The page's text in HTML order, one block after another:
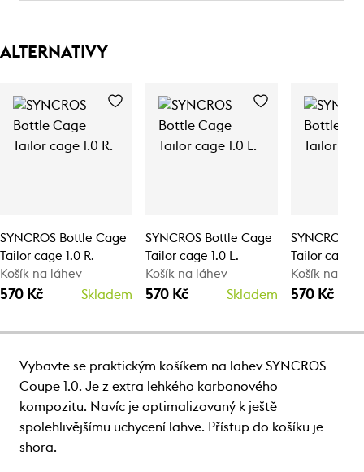
ALTERNATIVY
SYNCROS Bottle Cage
Tailor cage 1.0 R.
Košík na láhev
570 Kč Skladem
SYNCROS Bottle Cage
Tailor cage 1.0 L.
Košík na láhev
570 Kč Skladem
SYNCROS
Tailor cage
Košík na
570 Kč
Vybavte se praktickým košíkem na lahev SYNCROS
Coupe 1.0. Je z extra lehkého karbonového
kompozitu. Navíc je optimalizovaný k ještě
spolehlivějšímu uchycení lahve. Přístup do košíku je
shora.